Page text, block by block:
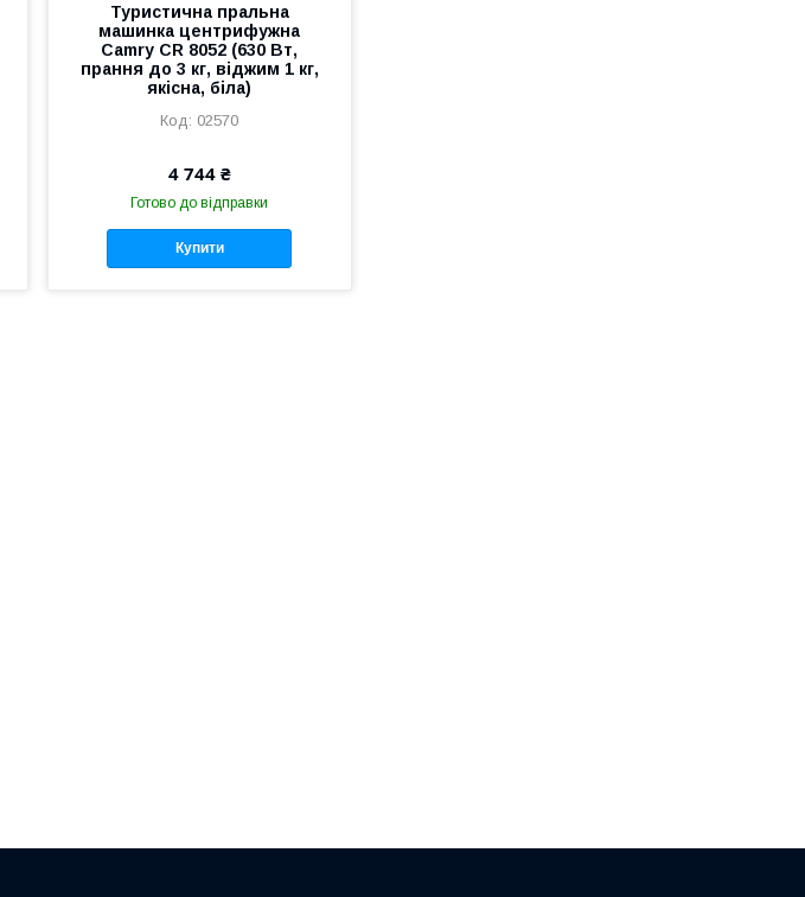
Туристична пральна
машинка центрифужна
Camry CR 8052 (630 Вт,
прання до 3 кг, віджим 1 кг,
якісна, біла)
02570
4 744 ₴
Готово до відправки
Купити